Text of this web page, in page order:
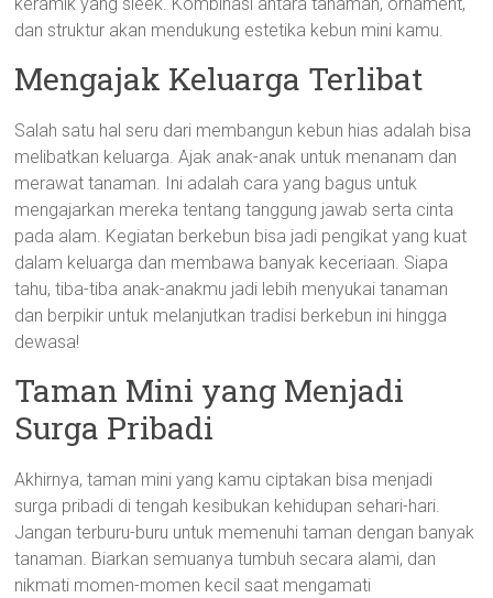
dan struktur akan mendukung estetika kebun mini kamu.
Mengajak Keluarga Terlibat
Salah satu hal seru dari membangun kebun hias adalah bisa
melibatkan keluarga. Ajak anak-anak untuk menanam dan
merawat tanaman. Ini adalah cara yang bagus untuk
mengajarkan mereka tentang tanggung jawab serta cinta
pada alam. Kegiatan berkebun bisa jadi pengikat yang kuat
dalam keluarga dan membawa banyak keceriaan. Siapa
tahu, tiba-tiba anak-anakmu jadi lebih menyukai tanaman
dan berpikir untuk melanjutkan tradisi berkebun ini hingga
dewasa!
Taman Mini yang Menjadi
Surga Pribadi
Akhirnya, taman mini yang kamu ciptakan bisa menjadi
surga pribadi di tengah kesibukan kehidupan sehari-hari.
Jangan terburu-buru untuk memenuhi taman dengan banyak
tanaman. Biarkan semuanya tumbuh secara alami, dan
nikmati momen-momen kecil saat mengamati